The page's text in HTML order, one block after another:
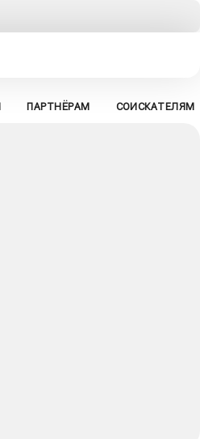
ПАРТНЁРАМ СОИСКАТЕЛЯМ